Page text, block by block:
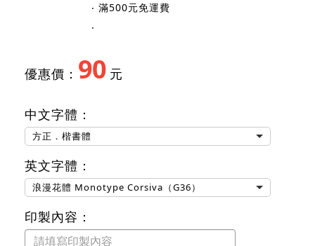
‧ 滿500元免運費
‧
優惠價： 90 元
中文字體：
方正．楷書體
英文字體：
浪漫花體 Monotype Corsiva（G36）
印製內容：